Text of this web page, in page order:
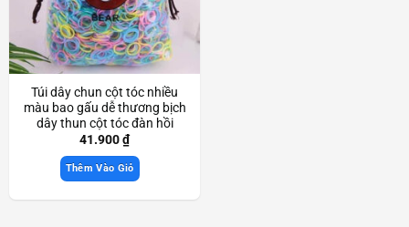
Túi dây chun cột tóc nhiều
màu bao gấu dễ thương bịch
dây thun cột tóc đàn hồi
Scd3936
41.900₫
Thêm Vào Giỏ